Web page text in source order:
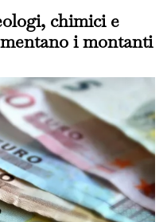
chimici e
i montanti